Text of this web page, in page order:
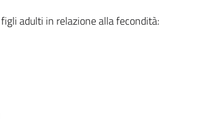
adulti in relazione alla fecondità: